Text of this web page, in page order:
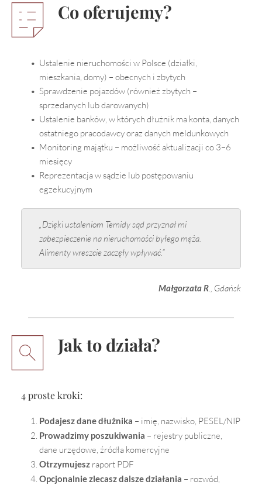
Co oferujemy?
Ustalenie nieruchomości w Polsce (działki,
mieszkania, domy) – obecnych i zbytych
Sprawdzenie pojazdów (również zbytych –
sprzedanych lub darowanych)
Ustalenie banków, w których dłużnik ma konta, danych
ostatniego pracodawcy oraz danych meldunkowych
Monitoring majątku – możliwość aktualizacji co 3–6
miesięcy
Reprezentacja w sądzie lub postępowaniu
egzekucyjnym
„Dzięki ustaleniom Temidy sąd przyznał mi
zabezpieczenie na nieruchomości byłego męża.
Alimenty wreszcie zaczęły wpływać.”
Małgorzata R., Gdańsk
Jak to działa?
4 proste kroki:
Podajesz dane dłużnika – imię, nazwisko, PESEL/NIP
Prowadzimy poszukiwania – rejestry publiczne,
dane urzędowe, źródła komercyjne
Otrzymujesz raport PDF
Opcjonalnie zlecasz dalsze działania – rozwód,